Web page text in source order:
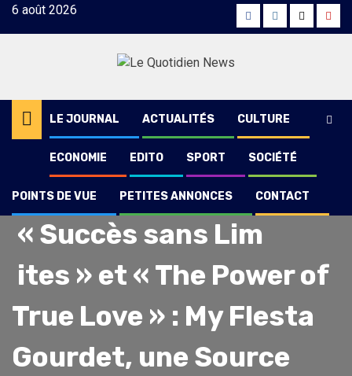
Skip6 août 2026 FacebookInstagram
Twitter
LE JOURNAL ACTUALITÉS CULTURE
ECONOMIE EDITO SPORT SOCIÉTÉ
POINTS DE VUE PETITES ANNONCES CONTACT
Société
« Succès sans Lim
ites » et « The Power of
True Love » : My Flesta
Gourdet, une Source